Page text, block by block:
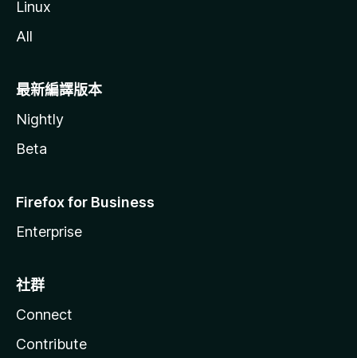
Linux
All
最新編譯版本
Nightly
Beta
Firefox for Business
Enterprise
社群
Connect
Contribute